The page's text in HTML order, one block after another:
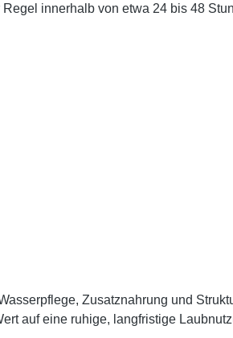
innerhalb von etwa 24 bis 48
Zusatznahrung und
auf eine ruhige, langfristige